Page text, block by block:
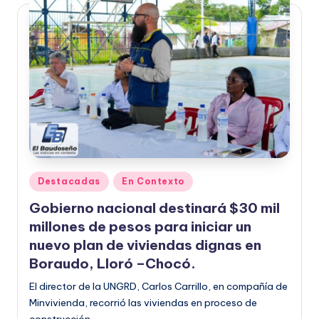
Publicado
en
Destacadas En Contexto
Gobierno nacional destinará $30 mil
millones de pesos para iniciar un
nuevo plan de viviendas dignas en
Boraudo, Lloró –Chocó.
El director de la UNGRD, Carlos Carrillo, en compañía de
Minvivienda, recorrió las viviendas en proceso de